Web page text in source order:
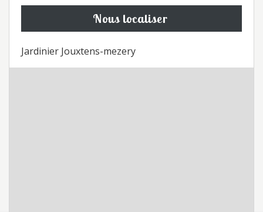
Nous localiser
Jardinier Jouxtens-mezery